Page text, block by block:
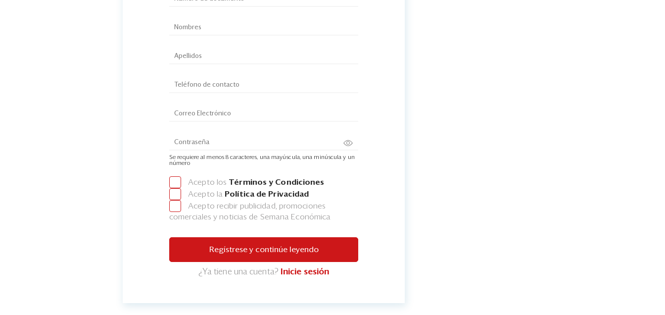
Se requiere al menos 8 caracteres, una mayúscula, una minúscula y un
número
Acepto los Términos y Condiciones
Acepto la Política de Privacidad
Acepto recibir publicidad, promociones
comerciales y noticias de Semana Económica
Regístrese y continúe leyendo
¿Ya tiene una cuenta? Inicie sesión